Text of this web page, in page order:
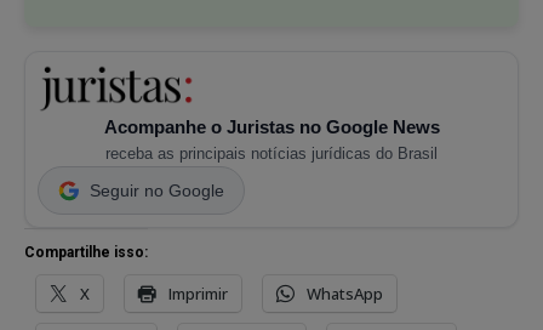
Acompanhe o Juristas no Google News
receba as principais notícias jurídicas do Brasil
Seguir no Google
Compartilhe isso:
X Imprimir WhatsApp